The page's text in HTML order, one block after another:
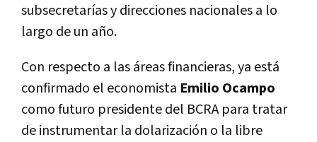
subsecretarías y direcciones nacionales a lo
largo de un año.
Con respecto a las áreas financieras, ya está
confirmado el economista Emilio Ocampo
como futuro presidente del BCRA para tratar
de instrumentar la dolarización o la libre